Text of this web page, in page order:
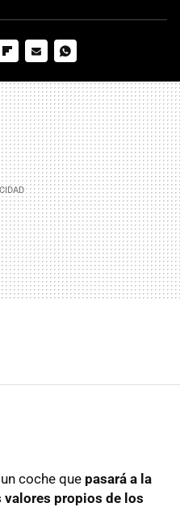
MAIL
coche que pasará a la
propios de los